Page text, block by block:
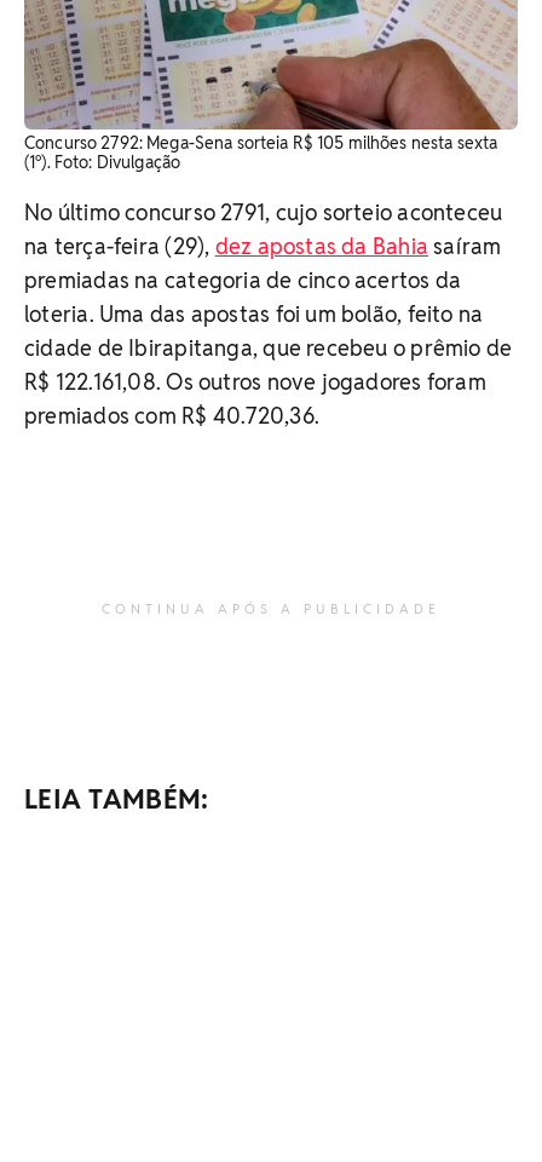
Concurso 2792: Mega-Sena sorteia R$ 105 milhões nesta sexta
(1º). Foto: Divulgação
No último concurso 2791, cujo sorteio aconteceu
na terça-feira (29), dez apostas da Bahia saíram
premiadas na categoria de cinco acertos da
loteria. Uma das apostas foi um bolão, feito na
cidade de Ibirapitanga, que recebeu o prêmio de
R$ 122.161,08. Os outros nove jogadores foram
premiados com R$ 40.720,36.
CONTINUA APÓS A PUBLICIDADE
LEIA TAMBÉM: